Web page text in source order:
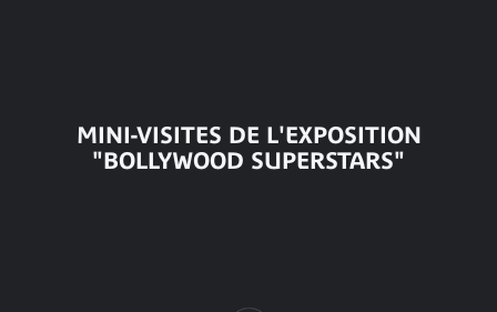
MINI-VISITES DE L'EXPOSITION
"BOLLYWOOD SUPERSTARS"